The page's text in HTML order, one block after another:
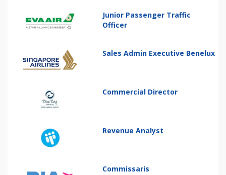
Junior Passenger Traffic
Officer
Sales Admin Executive Benelux
Commercial Director
Revenue Analyst
Commissaris